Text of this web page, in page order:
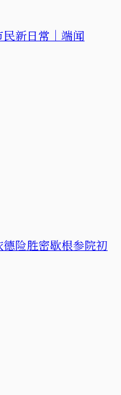
民新日常｜端闻
险胜密歇根参院初